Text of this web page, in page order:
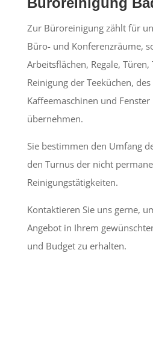
Zur Büroreinigung zählt für
Büro- und Konferenzräume,
Arbeitsflächen, Regale,
Reinigung der Teeküchen,
Kaffeemaschinen und
übernehmen.
Sie bestimmen den Umfang
den Turnus der nicht
Reinigungstätigkeiten.
Kontaktieren Sie uns gerne,
Angebot in Ihrem
und Budget zu erhalten.